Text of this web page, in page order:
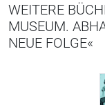
WEITERE
MUSEUM.
NEUE FOLGE«